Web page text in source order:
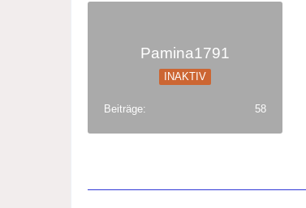
Pamina1791
INAKTIV
Beiträge 58